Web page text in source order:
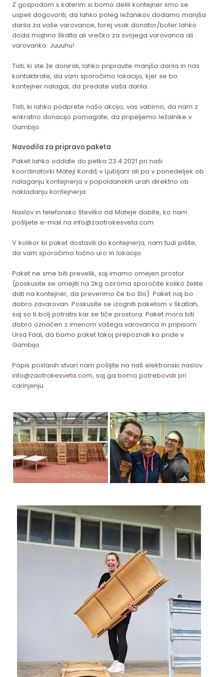
Z gospodom s katerim si bomo delili kontejner smo se
uspeli dogovoriti, da lahko poleg ležanikov dodamo manjša
darila za vaše varovance, torej vsak donator/boter lahko
doda majhno škatla ali vrečko za svojega varovanca ali
varovanko. Juuuhu!
Tisti, ki ste že donirali, lahko pripravite manjša darila in nas
kontaktirate, da vam sporočimo lokacijo, kjer se bo
kontejner nalagal, da predate vaša darila.
Tisti, ki lahko podprete našo akcijo, vas vabimo, da nam z
enkratno donacijo pomagate, da pripeljemo ležalnike v
Gambijo.
Navodila za pripravo paketa
Paket lahko oddate do petka 23.4.2021 pri naši
koordinatorki Mateji Kordiš v Ljubljani ali pa v ponedeljek ob
nalaganju kontejnerja v popoldanskih urah direktno ob
nakladanju kontejnerja.
Naslov in telefonsko številko od Mateje dobite, ko nam
pošljete e-mail na info@zaotrokesveta.com
V kolikor bi paket dostavili do kontejnerja, nam tudi pišite,
da vam sporočimo točno uro in lokacijo.
Paket ne sme biti prevelik, saj imamo omejen prostor
(poskusite se omejiti na 2kg oziroma sporočite koliko želite
dati na kontejner, da preverimo če bo šlo). Paket naj bo
dobro zavarovan. Poskusite se izogniti paketom v škatlah,
saj so ti bolj potratni kar se tiče prostora. Paket mora biti
dobro označen z imenom vašega varovanca in pripisom
Ursa Faal, da bomo paket takoj prepoznali ko pride v
Gambijo.
Popis poslanih stvari nam pošljite na naš elektronski naslov
info@zaotrokesveta.com, saj ga bomo potrebovali pri
carinjenju.